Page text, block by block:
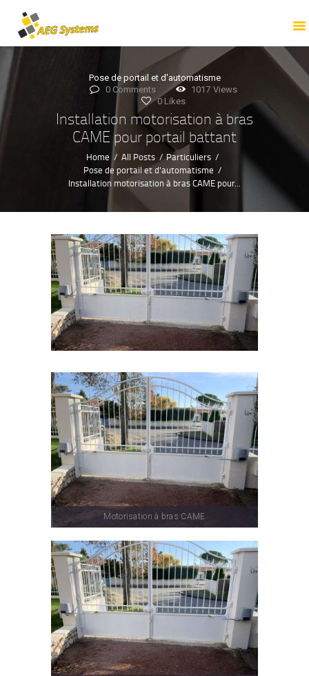
Pose de portail et d'automatisme
0 Comments 1017 Views
0 Likes
Installation motorisation à bras
CAME pour portail battant
Home All Posts
Particuliers
Pose de portail et d'automatisme
Installation motorisation à bras CAME pour...
PROFESSIONNELS
PARTICULIERS
TOUTES NOS
PRESTATIONS
NOTRE ENTREPRISE
NOS RÉALISATIONS
NOUS CONTACTER
Motorisation à bras CAME